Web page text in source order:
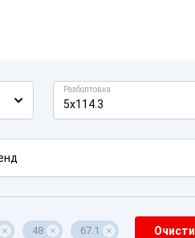
Разболтовка
5x114.3
48 67.1